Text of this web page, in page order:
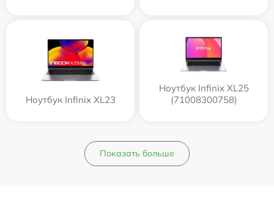
Ноутбук Infinix XL23
Ноутбук Infinix XL25
(71008300758)
Показать больше